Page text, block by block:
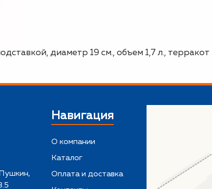
диаметр 19 см., объем 1,7 л., терракот
Навигация
О компании
Каталог
Оплата и доставка